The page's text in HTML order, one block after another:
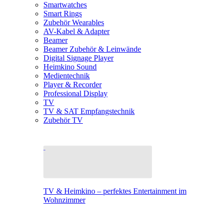
Smartwatches
Smart Rings
Zubehör Wearables
AV-Kabel & Adapter
Beamer
Beamer Zubehör & Leinwände
Digital Signage Player
Heimkino Sound
Medientechnik
Player & Recorder
Professional Display
TV
TV & SAT Empfangstechnik
Zubehör TV
TV & Heimkino – perfektes Entertainment im
Wohnzimmer